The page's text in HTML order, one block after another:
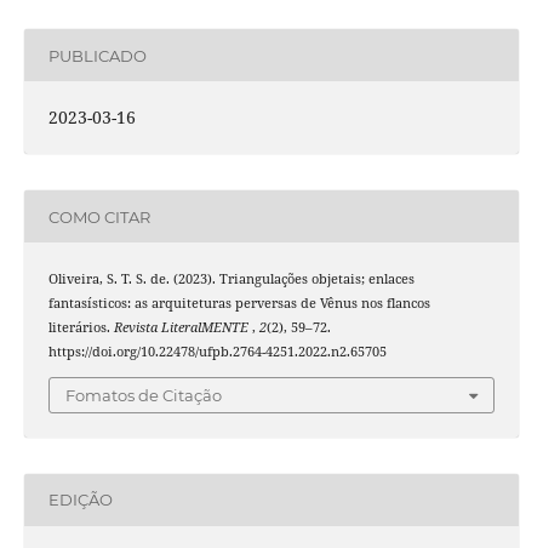
PUBLICADO
2023-03-16
COMO CITAR
Oliveira, S. T. S. de. (2023). Triangulações objetais; enlaces
fantasísticos: as arquiteturas perversas de Vênus nos flancos
literários. Revista LiteralMENTE , 2(2), 59–72.
https://doi.org/10.22478/ufpb.2764-4251.2022.n2.65705
Fomatos de Citação
EDIÇÃO